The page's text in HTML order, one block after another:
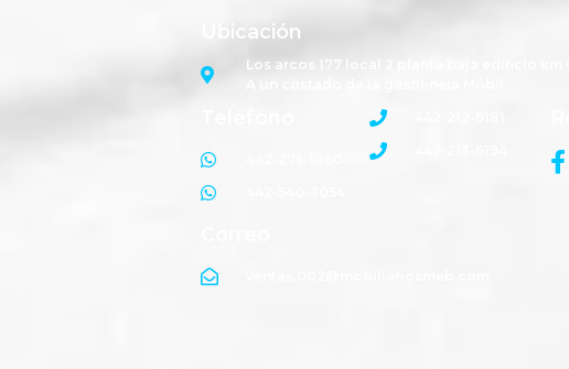
Ubicación
Los arcos 177 local 2 planta baja edificio km 0